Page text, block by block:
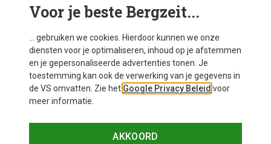
Je bespaart 50%
Ortlieb
Toptube-Bag Bovenbuistas
€ 79,95
1.5L
Voor je beste Bergzeit...
... gebruiken we cookies. Hierdoor kunnen we onze
diensten voor je optimaliseren, inhoud op je afstemmen
en je gepersonaliseerde advertenties tonen. Je
toestemming kan ook de verwerking van je gegevens in
de VS omvatten. Zie het Google Privacy Beleid voor
meer informatie.
AKKOORD